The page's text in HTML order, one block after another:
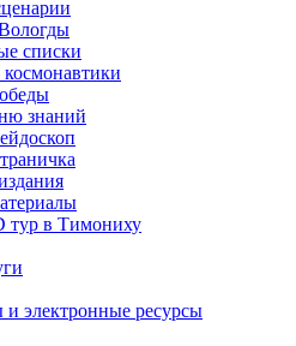
списки
знаний
тур в Тимониху
электронные ресурсы